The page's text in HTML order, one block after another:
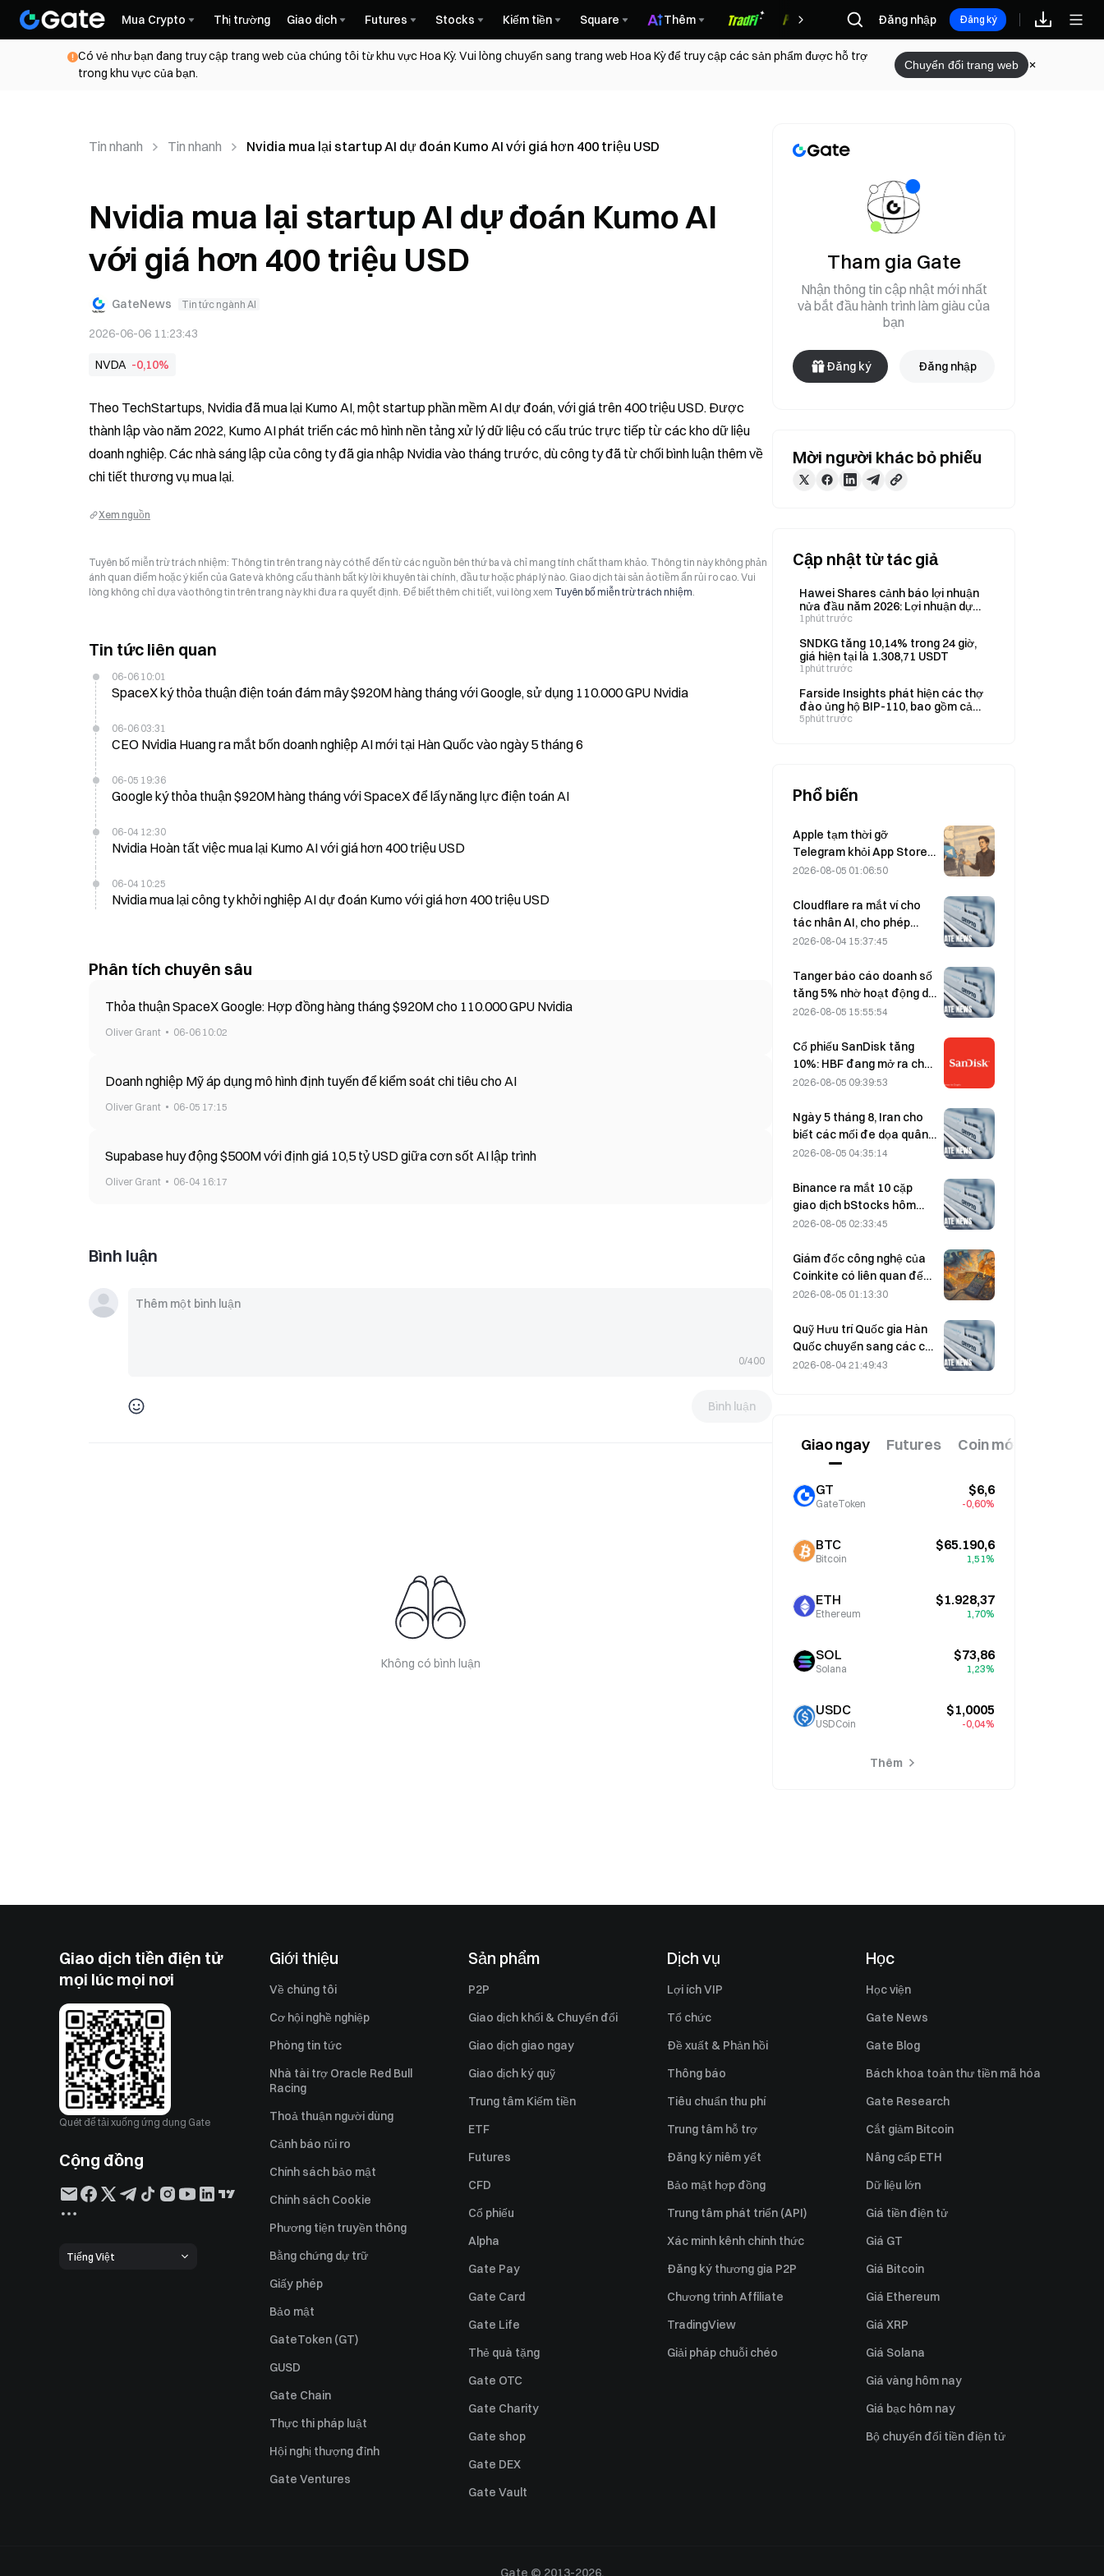
Mua Crypto Thị trường Giao dịch Futures Stocks Kiếm tiền Square Thêm Phần thưởng
Đăng nhập Đăng ký
Có vẻ như bạn đang truy cập trang web của chúng tôi từ khu vực Hoa Kỳ. Vui lòng chuyển sang trang web Hoa Kỳ để truy cập các sản phẩm được hỗ trợ
trong khu vực của bạn.
Chuyển đổi trang web
Tin nhanh Tin nhanh Nvidia mua lại startup AI dự đoán Kumo AI với giá hơn 400 triệu USD
Nvidia mua lại startup AI dự đoán Kumo AI
với giá hơn 400 triệu USD
GateNews Tin tức ngành AI
2026-06-06 11:23:43
NVDA -0,10%
Theo TechStartups, Nvidia đã mua lại Kumo AI, một startup phần mềm AI dự đoán, với giá trên 400 triệu USD. Được
thành lập vào năm 2022, Kumo AI phát triển các mô hình nền tảng xử lý dữ liệu có cấu trúc trực tiếp từ các kho dữ liệu
doanh nghiệp. Các nhà sáng lập của công ty đã gia nhập Nvidia vào tháng trước, dù công ty đã từ chối bình luận thêm về
chi tiết thương vụ mua lại.
Xem nguồn
Tuyên bố miễn trừ trách nhiệm: Thông tin trên trang này có thể đến từ các nguồn bên thứ ba và chỉ mang tính chất tham khảo. Thông tin này không phản
ánh quan điểm hoặc ý kiến của Gate và không cấu thành bất kỳ lời khuyên tài chính, đầu tư hoặc pháp lý nào. Giao dịch tài sản ảo tiềm ẩn rủi ro cao. Vui
lòng không chỉ dựa vào thông tin trên trang này khi đưa ra quyết định. Để biết thêm chi tiết, vui lòng xem Tuyên bố miễn trừ trách nhiệm.
Tin tức liên quan
06-06 10:01
SpaceX ký thỏa thuận điện toán đám mây $920M hàng tháng với Google, sử dụng 110.000 GPU Nvidia
06-06 03:31
CEO Nvidia Huang ra mắt bốn doanh nghiệp AI mới tại Hàn Quốc vào ngày 5 tháng 6
06-05 19:36
Google ký thỏa thuận $920M hàng tháng với SpaceX để lấy năng lực điện toán AI
06-04 12:30
Nvidia Hoàn tất việc mua lại Kumo AI với giá hơn 400 triệu USD
06-04 10:25
Nvidia mua lại công ty khởi nghiệp AI dự đoán Kumo với giá hơn 400 triệu USD
Phân tích chuyên sâu
Thỏa thuận SpaceX Google: Hợp đồng hàng tháng $920M cho 110.000 GPU Nvidia
Oliver Grant 06-06 10:02
Doanh nghiệp Mỹ áp dụng mô hình định tuyến để kiểm soát chi tiêu cho AI
Oliver Grant 06-05 17:15
Supabase huy động $500M với định giá 10,5 tỷ USD giữa cơn sốt AI lập trình
Oliver Grant 06-04 16:17
Bình luận
0/400
Bình luận
Không có bình luận
Tham gia Gate
Nhận thông tin cập nhật mới nhất
và bắt đầu hành trình làm giàu của
bạn
Đăng ký Đăng nhập
Mời người khác bỏ phiếu
Cập nhật từ tác giả
Hawei Shares cảnh báo lợi nhuận
nửa đầu năm 2026: Lợi nhuận dự
kiến giảm 80–90%, xuống còn 3,6–
1phút trước
SNDKG tăng 10,14% trong 24 giờ,
giá hiện tại là 1.308,71 USDT
1phút trước
Farside Insights phát hiện các thợ
đào ủng hộ BIP-110, bao gồm cả
việc chuyển tiếp các giao dịch
5phút trước
Phổ biến
Apple tạm thời gỡ
Telegram khỏi App Store
vì CSAM; Durov bác bỏ cáo
đã hứng chịu “một cuộc
tấn công an ninh”.
2026-08-05 01:06:50
Cloudflare ra mắt ví cho
tác nhân AI, cho phép
thanh toán API tự chủ vào
2026-08-04 15:37:45
Tanger báo cáo doanh số
tăng 5% nhờ hoạt động du
lịch mùa World Cup trong
2026-08-05 15:55:54
Cổ phiếu SanDisk tăng
10%: HBF đang mở ra chu
kỳ tăng trưởng mới cho
nào, và liệu báo cáo tài
chính có thể xác thực luận
điểm tăng trưởng này?
2026-08-05 09:39:53
Ngày 5 tháng 8, Iran cho
biết các mối đe dọa quân
sự của Mỹ đã khiến thỏa
Hormuz bị trì hoãn.
2026-08-05 04:35:14
Binance ra mắt 10 cặp
giao dịch bStocks hôm
nay lúc 20:00 (UTC+8),
2026-08-05 02:33:45
Giám đốc công nghệ của
Coinkite có liên quan đến
sự cố khai thác lỗ hổng
tấn công gây thiệt hại 114
triệu USD
2026-08-05 01:13:30
Quỹ Hưu trí Quốc gia Hàn
Quốc chuyển sang các cổ
phiếu phòng thủ vào ngày
2026-08-04 21:49:43
Giao ngay Futures Coin mới
GT
GateToken
$6,6
-0,60%
BTC
Bitcoin
$65.190,6
1,51%
ETH
Ethereum
$1.928,37
1,70%
SOL
Solana
$73,86
1,23%
USDC
USDCoin
$1,0005
-0,04%
Thêm
Giao dịch tiền điện tử
mọi lúc mọi nơi
Quét để tải xuống ứng dụng Gate
Cộng đồng
Tiếng Việt
Giới thiệu
Về chúng tôi
Cơ hội nghề nghiệp
Phòng tin tức
Nhà tài trợ Oracle Red Bull
Racing
Thoả thuận người dùng
Cảnh báo rủi ro
Chính sách bảo mật
Chính sách Cookie
Phương tiện truyền thông
Bằng chứng dự trữ
Giấy phép
Bảo mật
GateToken (GT)
GUSD
Gate Chain
Thực thi pháp luật
Hội nghị thượng đỉnh
Gate Ventures
Sản phẩm
P2P
Giao dịch khối & Chuyển đổi
Giao dịch giao ngay
Giao dịch ký quỹ
Trung tâm Kiếm tiền
ETF
Futures
CFD
Cổ phiếu
Alpha
Gate Pay
Gate Card
Gate Life
Thẻ quà tặng
Gate OTC
Gate Charity
Gate shop
Gate DEX
Gate Vault
Dịch vụ
Lợi ích VIP
Tổ chức
Đề xuất & Phản hồi
Thông báo
Tiêu chuẩn thu phí
Trung tâm hỗ trợ
Đăng ký niêm yết
Bảo mật hợp đồng
Trung tâm phát triển (API)
Xác minh kênh chính thức
Đăng ký thương gia P2P
Chương trình Affiliate
TradingView
Giải pháp chuỗi chéo
Học
Học viện
Gate News
Gate Blog
Bách khoa toàn thư tiền mã hóa
Gate Research
Cắt giảm Bitcoin
Nâng cấp ETH
Dữ liệu lớn
Giá tiền điện tử
Giá GT
Giá Bitcoin
Giá Ethereum
Giá XRP
Giá Solana
Giá vàng hôm nay
Giá bạc hôm nay
Bộ chuyển đổi tiền điện tử
Gate © 2013-2026.